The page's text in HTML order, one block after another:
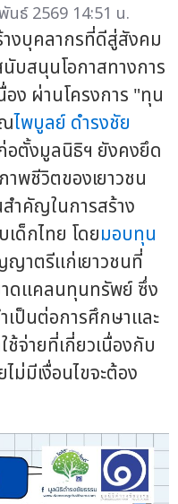
นธ์ 2569 14:51 น.
งบุคลากรที่ดีสู่สังคม
บสนุนโอกาสทางการ
อง ผ่านโครงการ "ทุน
ไพบูลย์ ดำรงชัย
อตั้งมูลนิธิฯ ยังคงยึด
พชีวิตของเยาวชน
ำคัญในการสร้าง
ด็กไทย โดยมอบทุน
าตรีแก่เยาวชนที่
ดแคลนทุนทรัพย์ ซึ่ง
เป็นต่อการศึกษาและ
ช้จ่ายที่เกี่ยวเนื่องกับ
ม่มีเงื่อนไขจะต้อง